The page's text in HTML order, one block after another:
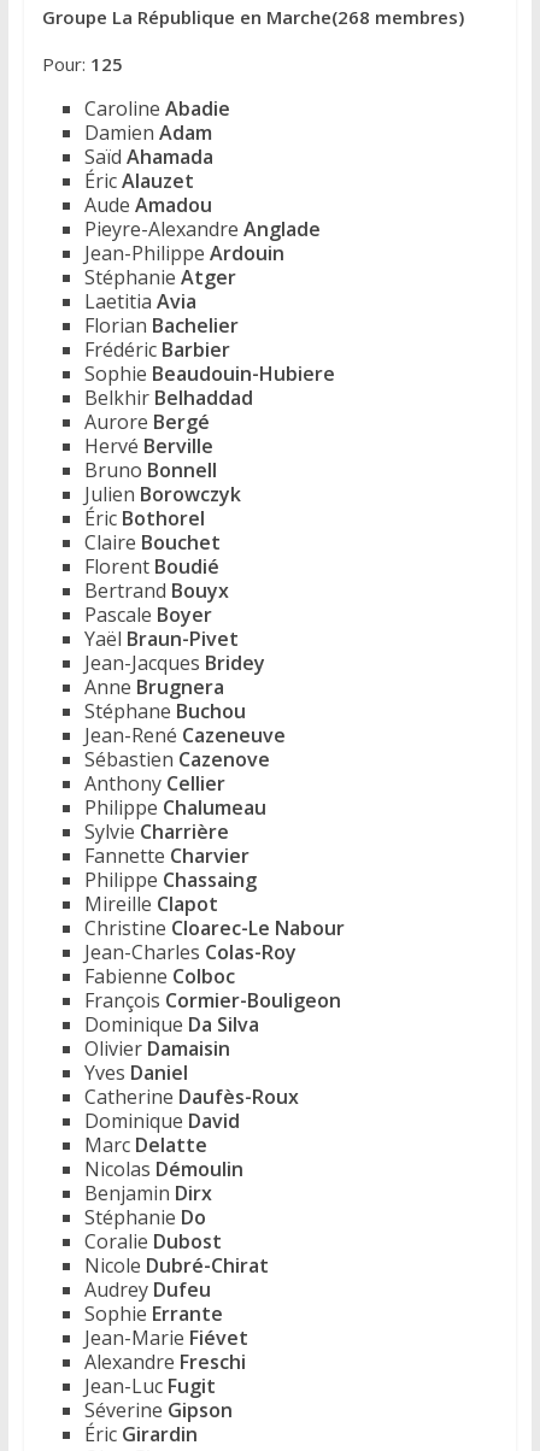
Groupe La République en Marche(268 membres)
Pour: 125
Caroline Abadie
Damien Adam
Saïd Ahamada
ÉricAlauzet
Aude Amadou
Pieyre-Alexandre Anglade
Jean-Philippe Ardouin
Stéphanie Atger
Laetitia Avia
Florian Bachelier
Frédéric Barbier
Sophie Beaudouin-Hubiere
Belkhir Belhaddad
Aurore Bergé
Hervé Berville
Bruno Bonnell
Julien Borowczyk
Éric Bothorel
Claire Bouchet
Florent Boudié
Bertrand Bouyx
Pascale Boyer
Yaël Braun-Pivet
Jean-Jacques Bridey
Anne Brugnera
Stéphane Buchou
Jean-René Cazeneuve
Sébastien Cazenove
Anthony Cellier
Philippe Chalumeau
Sylvie Charrière
Fannette Charvier
Philippe Chassaing
Mireille Clapot
Christine Cloarec-Le Nabour
Jean-Charles Colas-Roy
Fabienne Colboc
François Cormier-Bouligeon
Dominique Da Silva
Olivier Damaisin
Yves Daniel
Catherine Daufès-Roux
Dominique David
Marc Delatte
Nicolas Démoulin
Benjamin Dirx
Stéphanie Do
Coralie Dubost
Nicole Dubré-Chirat
Audrey Dufeu
Sophie Errante
Jean-Marie Fiévet
Alexandre Freschi
Jean-Luc Fugit
Séverine Gipson
Éric Girardin